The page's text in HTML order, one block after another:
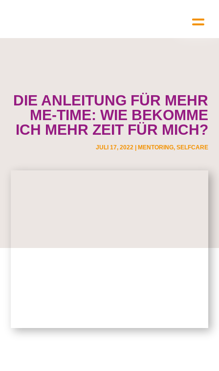
DIE ANLEITUNG FÜR MEHR
ME-TIME: WIE BEKOMME
ICH MEHR ZEIT FÜR MICH?
JULI 17, 2022| MENTORING, SELFCARE